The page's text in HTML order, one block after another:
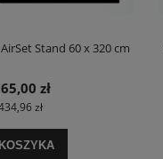
Stand 60 x 320 cm
zł
zł